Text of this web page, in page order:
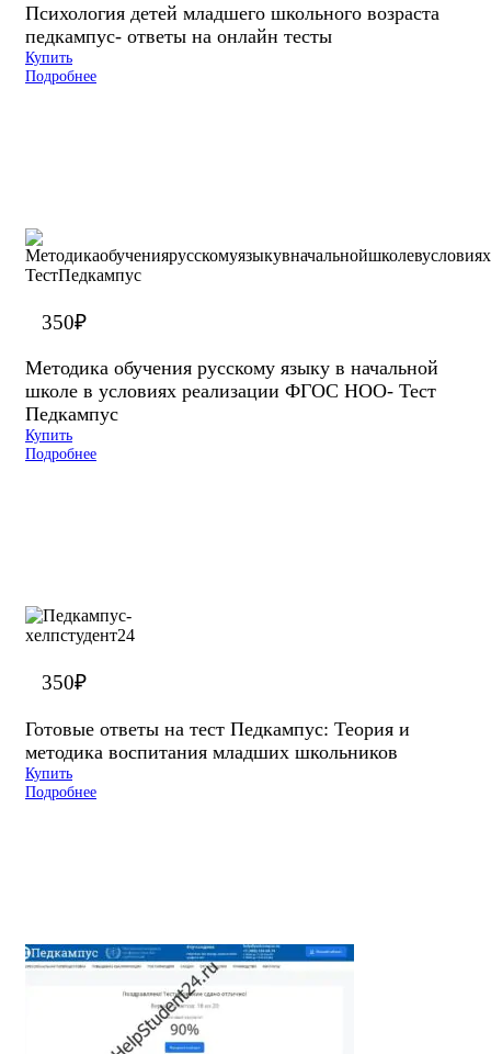
Психология детей младшего школьного возраста
педкампус- ответы на онлайн тесты
Купить
Подробнее
350₽
Методика обучения русскому языку в начальной
школе в условиях реализации ФГОС НОО- Тест
Педкампус
Купить
Подробнее
350₽
Готовые ответы на тест Педкампус: Теория и
методика воспитания младших школьников
Купить
Подробнее